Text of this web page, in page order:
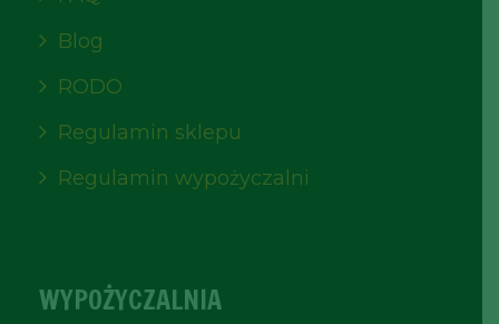
Blog
RODO
Regulamin sklepu
Regulamin wypożyczalni
WYPOŻYCZALNIA